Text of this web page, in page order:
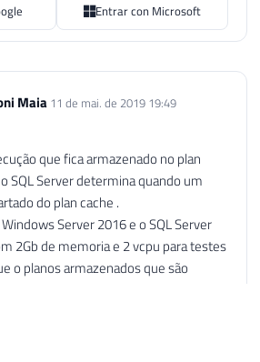
Entrar con Microsoft
Maia 11 de mai. de 2019 19:49
que fica armazenado no plan
SQL Server determina quando um
do plan cache .
Server 2016 e o SQL Server
2Gb de memoria e 2 vcpu para testes
o planos armazenados que são